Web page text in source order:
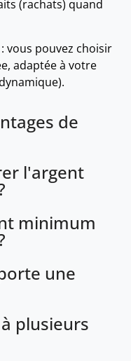
(rachats) quand
: vous pouvez choisir
adaptée à votre
de
l'argent
minimum
une
plusieurs